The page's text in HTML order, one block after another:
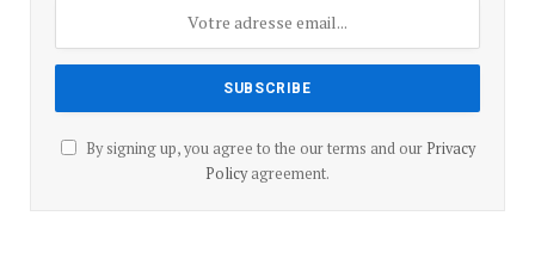
By signing up, you agree to the our terms and our Privacy
Policyagreement.